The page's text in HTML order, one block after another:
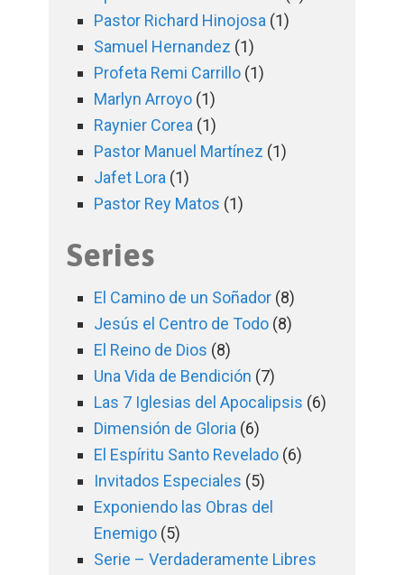
Pastor Richard Hinojosa (1)
Samuel Hernandez (1)
Profeta Remi Carrillo (1)
Marlyn Arroyo (1)
Raynier Corea (1)
Pastor Manuel Martínez (1)
Jafet Lora (1)
Pastor Rey Matos (1)
Series
El Camino de un Soñador (8)
Jesús el Centro de Todo (8)
El Reino de Dios (8)
Una Vida de Bendición (7)
Las 7 Iglesias del Apocalipsis (6)
Dimensión de Gloria (6)
El Espíritu Santo Revelado (6)
Invitados Especiales (5)
Exponiendo las Obras del
Enemigo (5)
Serie – Verdaderamente Libres